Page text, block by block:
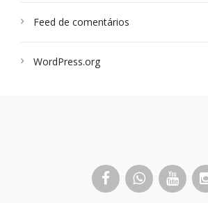
Feed de comentários
WordPress.org